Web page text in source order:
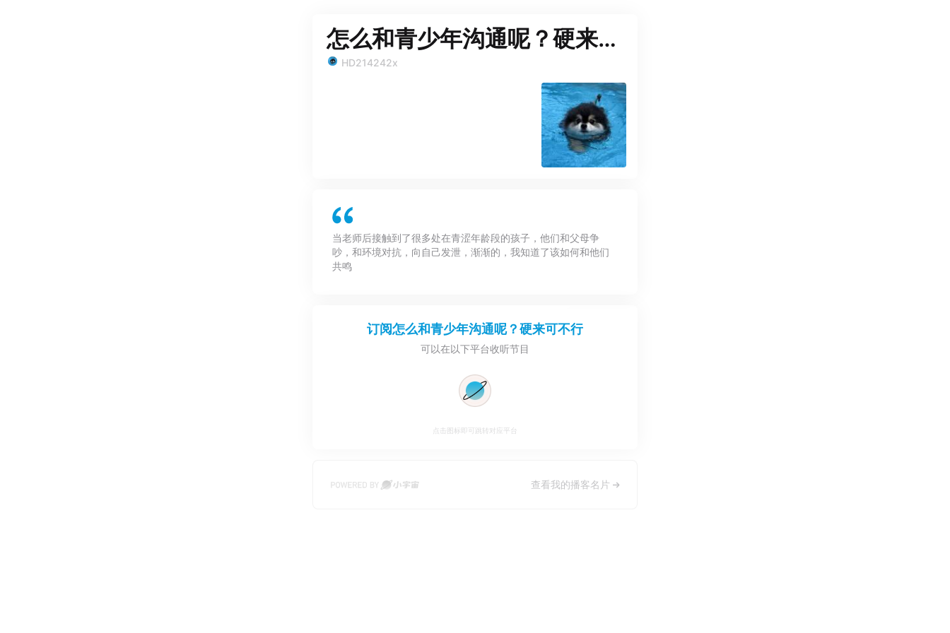
怎么和青少年沟通呢？硬来可不行
HD214242x
当老师后接触到了很多处在青涩年龄段的孩子，他们和父母争
吵，和环境对抗，向自己发泄，渐渐的，我知道了该如何和他们
共鸣
订阅怎么和青少年沟通呢？硬来可不行
可以在以下平台收听节目
点击图标即可跳转对应平台
查看我的播客名片